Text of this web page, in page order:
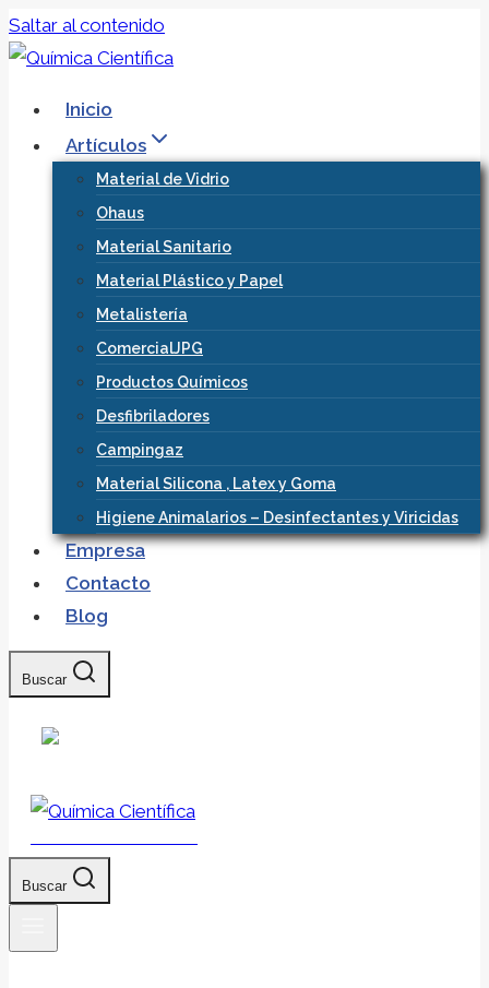
Saltar al contenido
Inicio
Artículos
Material de Vidrio
Ohaus
Material Sanitario
Material Plástico y Papel
Metalistería
ComercialJPG
Productos Químicos
Desfibriladores
Campingaz
Material Silicona , Latex y Goma
Higiene Animalarios – Desinfectantes y Viricidas
Empresa
Contacto
Blog
Buscar
Buscar